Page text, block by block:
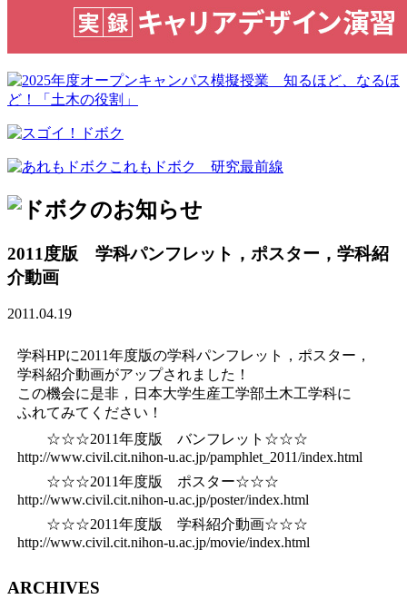
2011度版 学科パンフレット，ポスター，学科紹
介動画
2011.04.19
学科HPに2011年度版の学科パンフレット，ポスター，
学科紹介動画がアップされました！
この機会に是非，日本大学生産工学部土木工学科に
ふれてみてください！
☆☆☆2011年度版 バンフレット☆☆☆
http://www.civil.cit.nihon-u.ac.jp/pamphlet_2011/index.html
☆☆☆2011年度版 ポスター☆☆☆
http://www.civil.cit.nihon-u.ac.jp/poster/index.html
☆☆☆2011年度版 学科紹介動画☆☆☆
http://www.civil.cit.nihon-u.ac.jp/movie/index.html
ARCHIVES